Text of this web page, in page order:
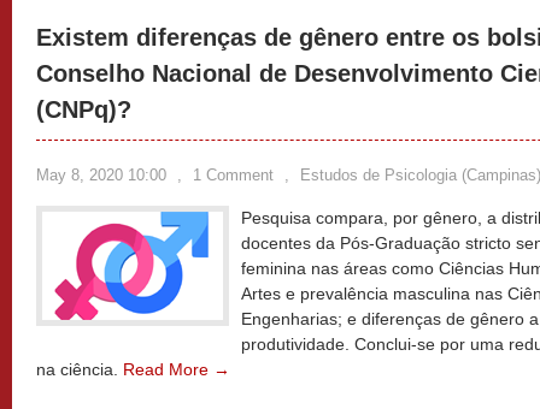
Existem diferenças de gênero entre os
Conselho Nacional de Desenvolvimento
(CNPq)?
May 8, 2020 10:00 , 1 Comment , Estudos de Psicologia (Campinas)
Pesquisa compara, por gênero, a
docentes da Pós-Graduação stricto
feminina nas áreas como Ciências
Artes e prevalência masculina nas
Engenharias; e diferenças de gênero
produtividade. Conclui-se por uma
na ciência. Read More →